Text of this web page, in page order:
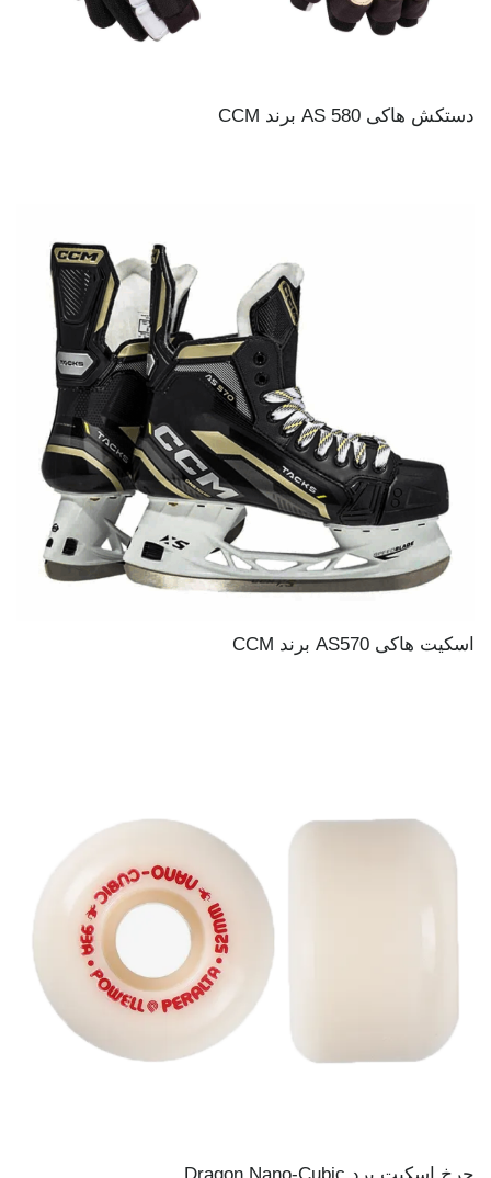
دستکش هاکی AS 580 برند CCM
اسکیت هاکی AS570 برند CCM
چرخ اسکیت برد Dragon Nano-Cubic